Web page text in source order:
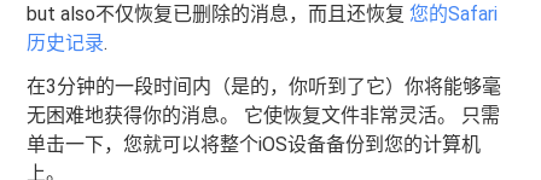
but also不仅恢复已删除的消息，而且还恢复您的Safari
历史记录.
在3分钟的一段时间内（是的，你听到了它）你将能够毫
无困难地获得你的消息。 它使恢复文件非常灵活。 只需
单击一下，您就可以将整个iOS设备备份到您的计算机
上。